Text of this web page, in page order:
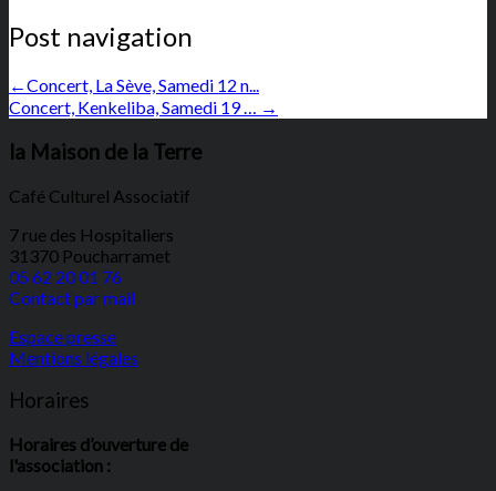
Post navigation
←Concert, La Sève, Samedi 12 n...
Concert, Kenkeliba, Samedi 19 … →
la Maison de la Terre
Café Culturel Associatif
7 rue des Hospitaliers
31370 Poucharramet
05 62 20 01 76
Contact par mail
Espace presse
Mentions légales
Horaires
Horaires d’ouverture de
l'association :